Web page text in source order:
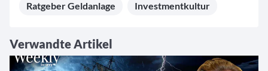
Ratgeber Geldanlage Investmentkultur
Verwandte Artikel